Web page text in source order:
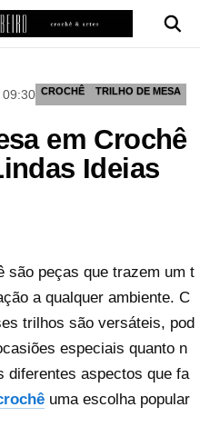
CROCHÊ TRILHO DE MESA
em Crochê
Ideias
são peças que trazem um t
a qualquer ambiente. C
trilhos são versáteis, pod
especiais quanto n
diferentes aspectos que fa
uma escolha popular